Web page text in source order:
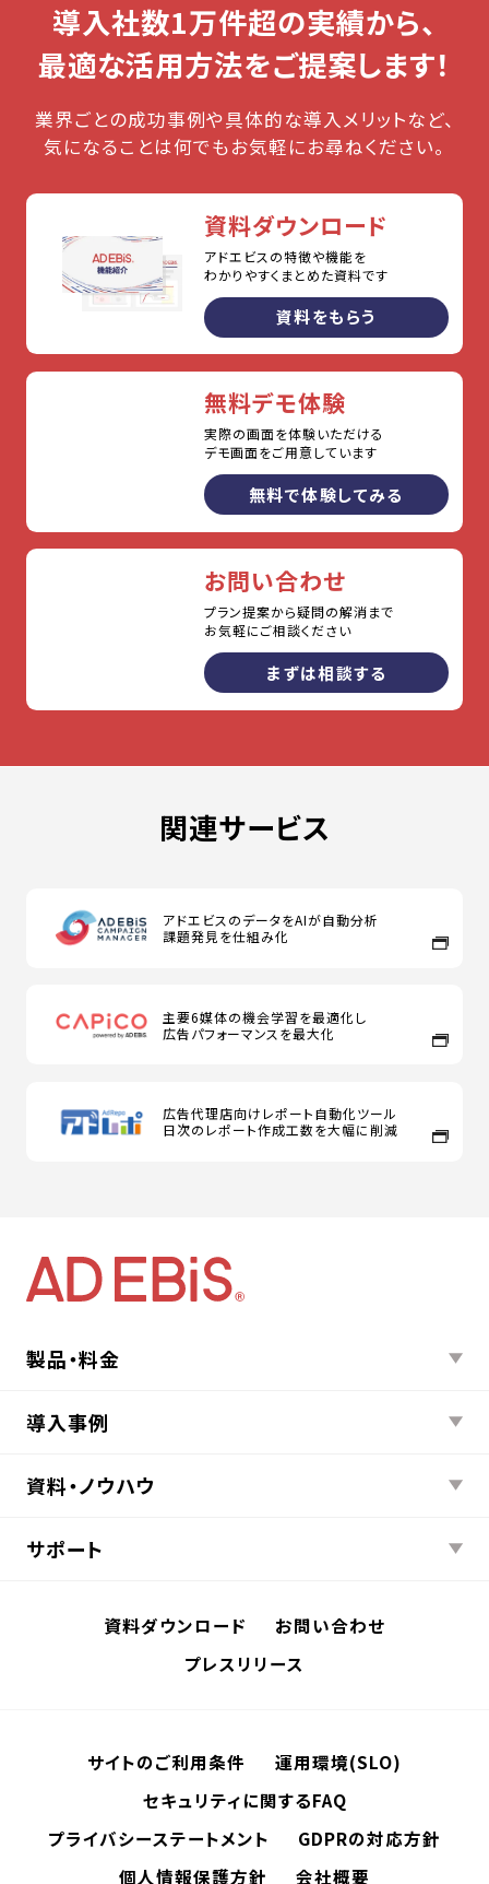
導入社数1万件超の実績から、
最適な活用方法をご提案します！
業界ごとの成功事例や具体的な導入メリットなど、
気になることは何でもお気軽にお尋ねください。
資料ダウンロード
アドエビスの特徴や機能を
わかりやすくまとめた資料です
資料をもらう
無料デモ体験
実際の画面を体験いただける
デモ画面をご用意しています
無料で体験してみる
お問い合わせ
プラン提案から疑問の解消まで
お気軽にご相談ください
まずは相談する
関連サービス
アドエビスのデータをAIが自動分析
課題発見を仕組み化
主要6媒体の機会学習を最適化し
広告パフォーマンスを最大化
広告代理店向けレポート自動化ツール
日次のレポート作成工数を大幅に削減
製品・料金
導入事例
資料・ノウハウ
サポート
資料ダウンロード
お問い合わせ
プレスリリース
サイトのご利用条件
運用環境(SLO)
セキュリティに関するFAQ
プライバシーステートメント
GDPRの対応方針
個人情報保護方針
会社概要